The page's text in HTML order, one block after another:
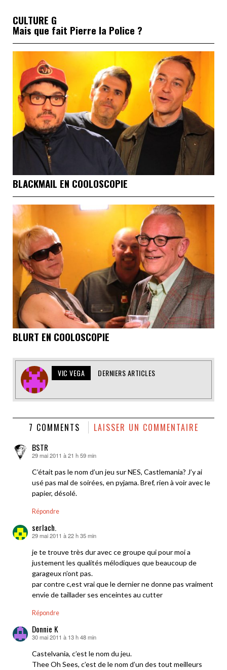
CULTURE G
Mais que fait Pierre la Police ?
BLACKMAIL EN COOLOSCOPIE
BLURT EN COOLOSCOPIE
VIC VEGA DERNIERS ARTICLES
7 COMMENTS LAISSER UN COMMENTAIRE
BSTR
dit :
29 mai 2011 à 21 h 59 min
C’était pas le nom d’un jeu sur NES, Castlemania? J’y ai
usé pas mal de soirées, en pyjama. Bref, rien à voir avec le
papier, désolé.
Répondre
serlach.
dit :
29 mai 2011 à 22 h 35 min
je te trouve très dur avec ce groupe qui pour moi a
justement les qualités mélodiques que beaucoup de
garageux n’ont pas.
par contre c,est vrai que le dernier ne donne pas vraiment
envie de taillader ses enceintes au cutter
Répondre
Donnie K
dit :
30 mai 2011 à 13 h 48 min
Castelvania, c’est le nom du jeu.
Thee Oh Sees, c’est de le nom d’un des tout meilleurs